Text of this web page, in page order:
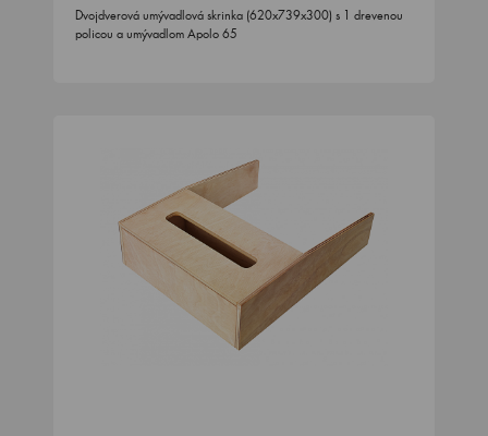
Dvojdverová umývadlová skrinka (620x739x300) s 1 drevenou
policou a umývadlom Apolo 65